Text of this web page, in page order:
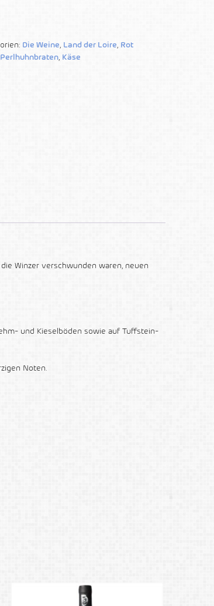
Die Weine, Land der Loire, Rot
, Käse
Winzer verschwunden waren, neuen
und Kieselböden sowie auf Tuffstein-
Noten.